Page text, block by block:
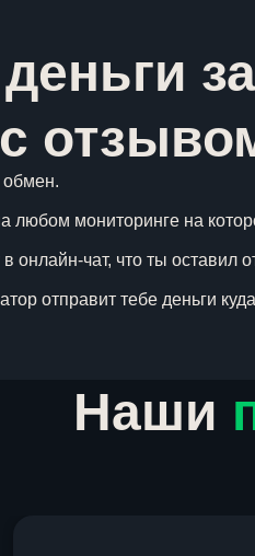
обмен.
любом мониторинге на
онлайн-чат, что ты оставил
отправит тебе деньги
Наши